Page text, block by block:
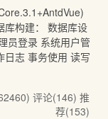
库构建： 数据库设
员登录 系统用户管
日志 事务使用 读写
评论(146) 推
荐(153)